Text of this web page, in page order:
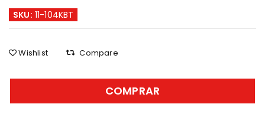
SKU: 11-104KBT
Wishlist Compare
COMPRAR